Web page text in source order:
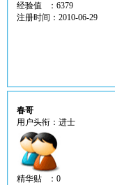
经验值 ：6379
注册时间：2010-06-29
春哥
用户头衔：进士
精华贴 ：0